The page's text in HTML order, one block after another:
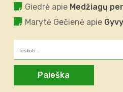
Giedrė apie Medžiagų
Marytė Gečienė apie